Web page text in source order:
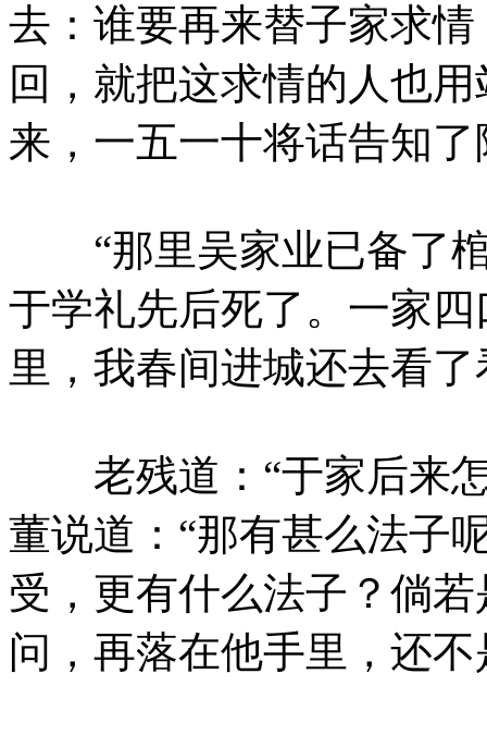
去：谁要再来替子家求
回，就把这求情的人也
来，一五一十将话告知
“那里吴家业已备了棺
于学礼先后死了。一家
里，我春间进城还去看了
老残道：“于家后来怎
董说道：“那有甚么法子
受，更有什么法子？倘
问，再落在他手里，还